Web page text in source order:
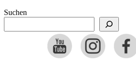
Suchen